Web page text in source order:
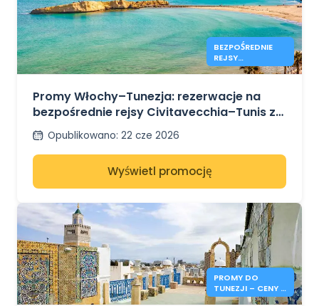
BEZPOŚREDNIE
REJSY
CIVITAVECCHIA–
DOSTĘPNE Z GNV
Promy Włochy–Tunezja: rezerwacje na
bezpośrednie rejsy Civitavecchia–Tunis z
GNV na lato 2026 r. są już otwarte
Opublikowano: 22 cze 2026
Wyświetl promocję
PROMY DO
TUNEZJI – CENY I
INFORMACJE NA